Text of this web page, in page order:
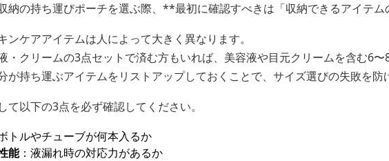
納の持ち運びポーチを選ぶ際、**最初に確認すべきは「収納できるアイテム
ンケアアイテムは人によって大きく異なります。
・クリームの3点セットで済む方もいれば、美容液や目元クリームを含む6〜
が持ち運ぶアイテムをリストアップしておくことで、サイズ選びの失敗を防
て以下の3点を必ず確認してください。
トルやチューブが何本入るか
能：液漏れ時の対応力があるか